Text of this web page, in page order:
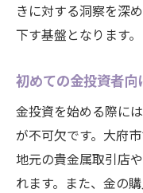
きに対する洞察を深
下す基盤となります。
初めての金投資者
金投資を始める際に
が不可欠です。大府
地元の貴金属取引店
れます。また、金の